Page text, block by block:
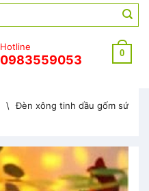
Hotline
0983559053 0
\
Đèn xông tinh dầu gốm sứ